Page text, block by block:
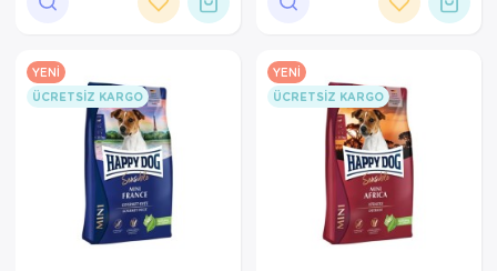
YENI
ÜCRETSIZ KARGO
YENI
ÜCRETSIZ KARGO